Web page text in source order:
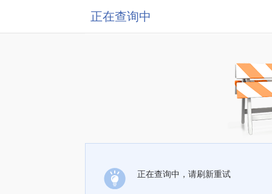
正在查询中
正在查询中，请刷新重试